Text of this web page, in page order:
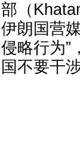
部（
伊朗国营
侵略行为”
国不要干